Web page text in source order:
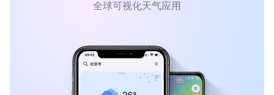
全球可视化天气应用